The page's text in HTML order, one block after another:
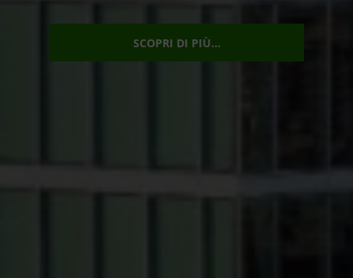
SCOPRI DI PIÙ...